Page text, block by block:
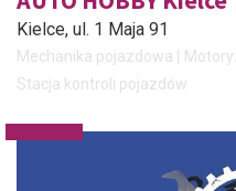
Kielce, ul. 1 Maja 91
Mechanika pojazdowa
Stacja kontroli pojazdów